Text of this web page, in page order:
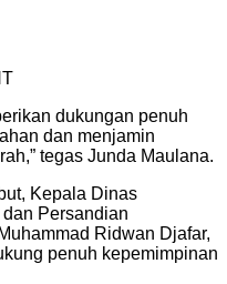
dukungan penuh
dan menjamin
tegas Junda Maulana.
Kepala Dinas
Persandian
Ridwan Djafar,
penuh kepemimpinan